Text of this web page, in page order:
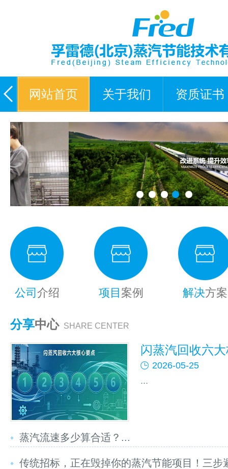
网站首页 关于我们 资质证书
公司 介绍 项目 案例 解决方案
分享中心 SHARE CENTER
闪蒸汽回收六
2026-05-25
...
蒸汽流速多少算合适？...
传统招标，正在毁掉你的蒸汽节能项目！三步